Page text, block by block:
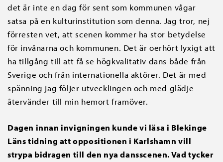
det är inte en dag för sent som kommunen vågar
satsa på en kulturinstitution som denna. Jag tror, nej
förresten vet, att scenen kommer ha stor betydelse
för invånarna och kommunen. Det är oerhört lyxigt att
ha tillgång till att få se högkvalitativ dans både från
Sverige och från internationella aktörer. Det är med
spänning jag följer utvecklingen och med glädje
återvänder till min hemort framöver.
Dagen innan invigningen kunde vi läsa i Blekinge
Läns tidning att oppositionen i Karlshamn vill
strypa bidragen till den nya dansscenen. Vad tycker